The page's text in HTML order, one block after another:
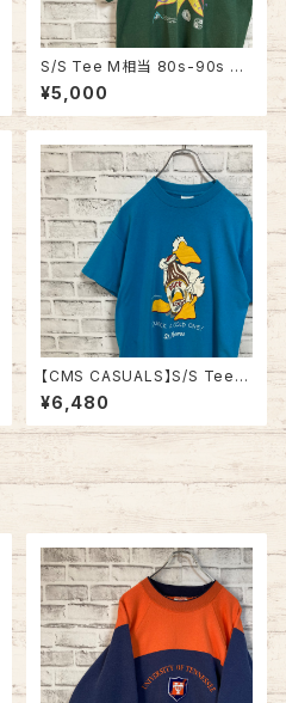
S/S Tee M相当 80s-90s vi
ntage バックプリント 両面プリ
ント Tシャツ シングルステッチ
チャリティ イベント アメリカ US
¥5,000
【CMS CASUALS】S/S Tee L
80s-90s Made in USA “DU
CK LIGHT” vintage USA製
ダックライト アニマル ビール ア
ルコール ヴィンテージ シングル
ステッチ アメリカ USA レトロ
古着
¥6,480